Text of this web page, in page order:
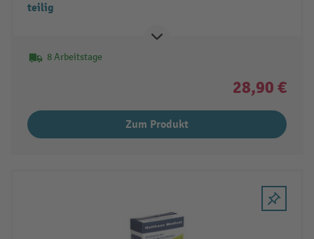
teilig
8 Arbeitstage
28,90 €
Zum Produkt